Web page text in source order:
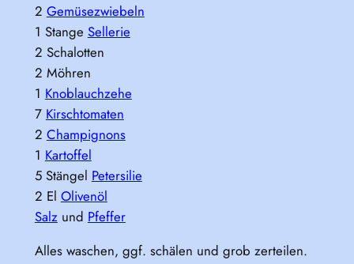
2 Gemüsezwiebeln
1 Stange Sellerie
2 Schalotten
2 Möhren
1 Knoblauchzehe
7 Kirschtomaten
2 Champignons
1 Kartoffel
5 Stängel Petersilie
2 El Olivenöl
Salzund Pfeffer
Alles waschen, ggf. schälen und grob zerteilen.